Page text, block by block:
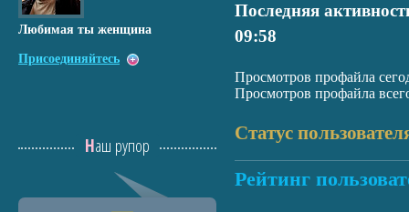
Последняя
09:58
Просмотров профайла
Просмотров профайла
Статус
Рейтинг
Любимая ты женщина
Присоединяйтесь
Наш рупор